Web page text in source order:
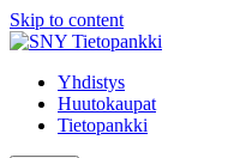
Skip to content
Yhdistys
Huutokaupat
Tietopankki